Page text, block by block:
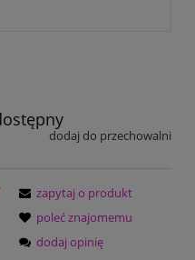
dodaj do przechowalni
zapytaj o produkt
poleć znajomemu
dodaj opinię